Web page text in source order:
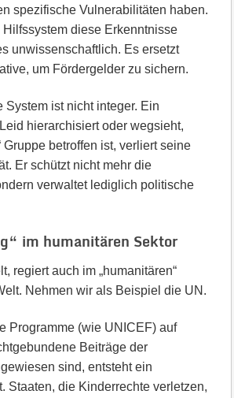
spezifische Vulnerabilitäten haben.
diese Erkenntnisse
unwissenschaftlich. Es ersetzt
um Fördergelder zu sichern.
System ist nicht integer. Ein
hierarchisiert oder wegsieht,
Gruppe betroffen ist, verliert seine
Er schützt nicht mehr die
verwaltet lediglich politische
im humanitären Sektor
regiert auch im „humanitären“
Nehmen wir als Beispiel die UN.
Programme (wie UNICEF) auf
Beiträge der
sind, entsteht ein
Staaten, die Kinderrechte verletzen,